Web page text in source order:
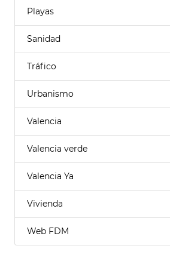
Playas
Sanidad
Tráfico
Urbanismo
Valencia
Valencia verde
Valencia Ya
Vivienda
Web FDM